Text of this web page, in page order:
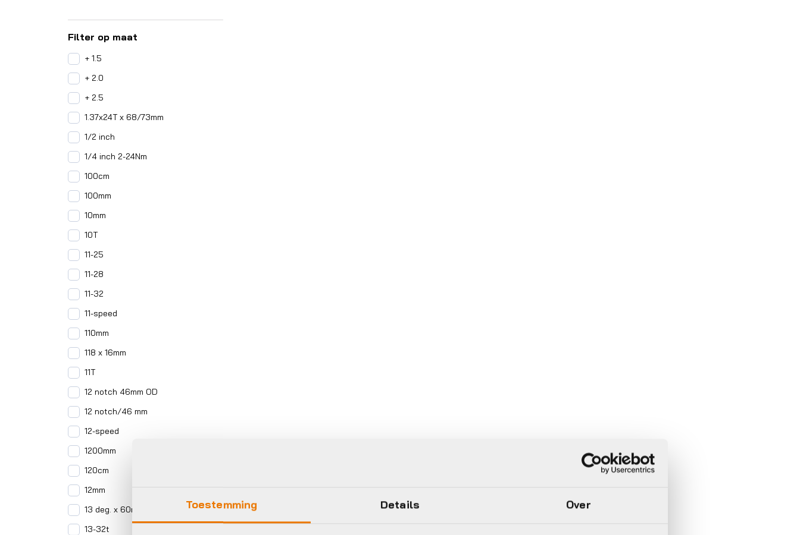
Toestemming Details Over
Filter op maat
+ 1.5
+ 2.0
+ 2.5
1.37x24T x 68/73mm
1/2 inch
1/4 inch 2-24Nm
100cm
100mm
10mm
10T
11-25
11-28
11-32
11-speed
110mm
118 x 16mm
11T
12 notch 46mm OD
12 notch/46 mm
12-speed
1200mm
120cm
12mm
13 deg. x 60mm
13-32t